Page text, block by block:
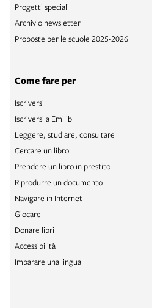
Progetti speciali
Archivio newsletter
Proposte per le scuole 2025-2026
Come fare per
Iscriversi
Iscriversi a Emilib
Leggere, studiare, consultare
Cercare un libro
Prendere un libro in prestito
Riprodurre un documento
Navigare in Internet
Giocare
Donare libri
Accessibilità
Imparare una lingua